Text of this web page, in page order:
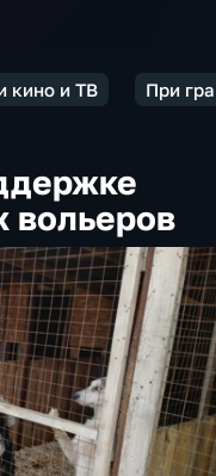
кино и ТВ При
вольеров